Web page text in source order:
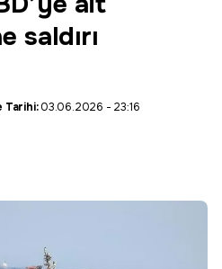
saldırı
Tarihi:03.06.2026 - 23:16